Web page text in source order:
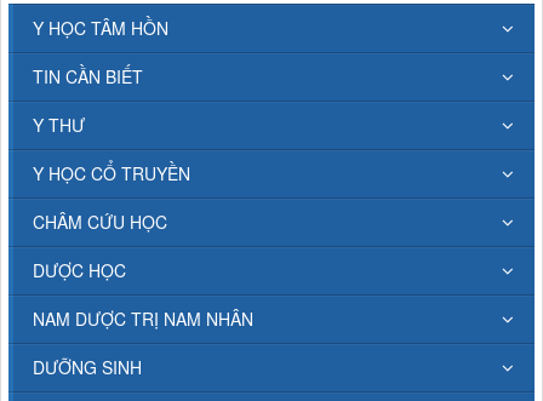
Y HỌC TÂM HỒN
TIN CẦN BIẾT
Y THƯ
Y HỌC CỔ TRUYỀN
CHÂM CỨU HỌC
DƯỢC HỌC
NAM DƯỢC TRỊ NAM NHÂN
DƯỠNG SINH